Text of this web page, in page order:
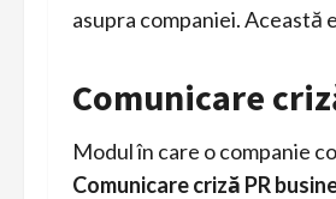
asupra companiei.
Comunicare
Modul în care o companie
Comunicare criză PR